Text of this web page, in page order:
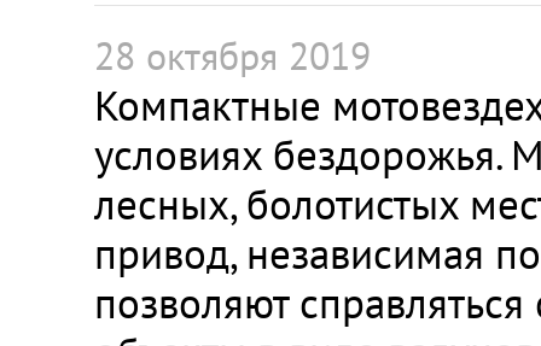
28 октября 2019
Компактные
условиях бездорожья.
лесных, болотистых
привод, независимая
позволяют